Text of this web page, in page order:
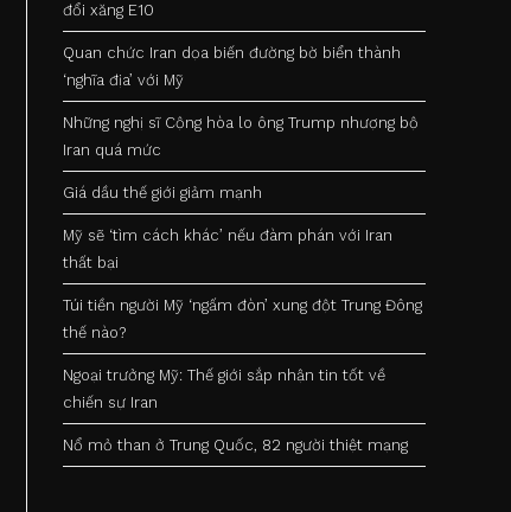
đổi xăng E10
Quan chức Iran dọa biến đường bờ biển thành
‘nghĩa địa’ với Mỹ
Những nghị sĩ Cộng hòa lo ông Trump nhượng bộ
Iran quá mức
Giá dầu thế giới giảm mạnh
Mỹ sẽ ‘tìm cách khác’ nếu đàm phán với Iran
thất bại
Túi tiền người Mỹ ‘ngấm đòn’ xung đột Trung Đông
thế nào?
Ngoại trưởng Mỹ: Thế giới sắp nhận tin tốt về
chiến sự Iran
Nổ mỏ than ở Trung Quốc, 82 người thiệt mạng